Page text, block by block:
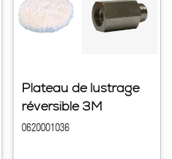
Plateau de lustrage
réversible 3M
0620001036